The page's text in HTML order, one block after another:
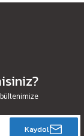
Kaydol